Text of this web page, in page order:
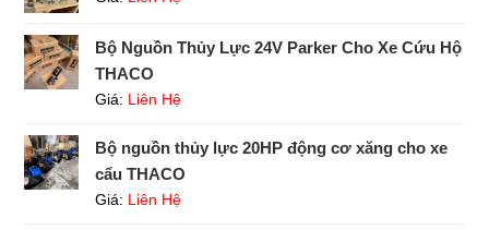
Bộ Nguồn Thủy Lực 24V Parker Cho Xe Cứu Hộ
THACO
Giá: Liên Hệ
Bộ nguồn thủy lực 20HP động cơ xăng cho xe
cẩu THACO
Giá: Liên Hệ